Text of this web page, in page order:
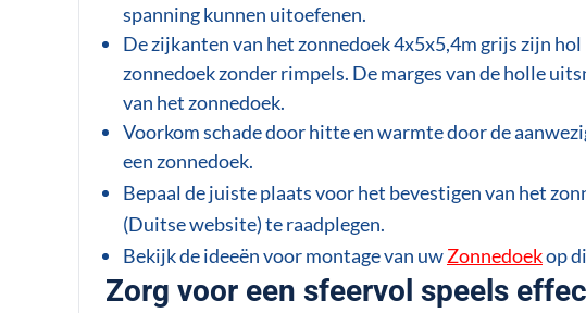
spanning kunnen uitoefenen.
De zijkanten van het zonnedoek 4x5x5,4m grijs zijn
zonnedoek zonder rimpels. De marges van de holle
van het zonnedoek.
Voorkom schade door hitte en warmte door de
een zonnedoek.
Bepaal de juiste plaats voor het bevestigen van het
(Duitse website) te raadplegen.
Bekijk de ideeën voor montage van uwZonnedoekop
Zorg voor een sfeervol speels